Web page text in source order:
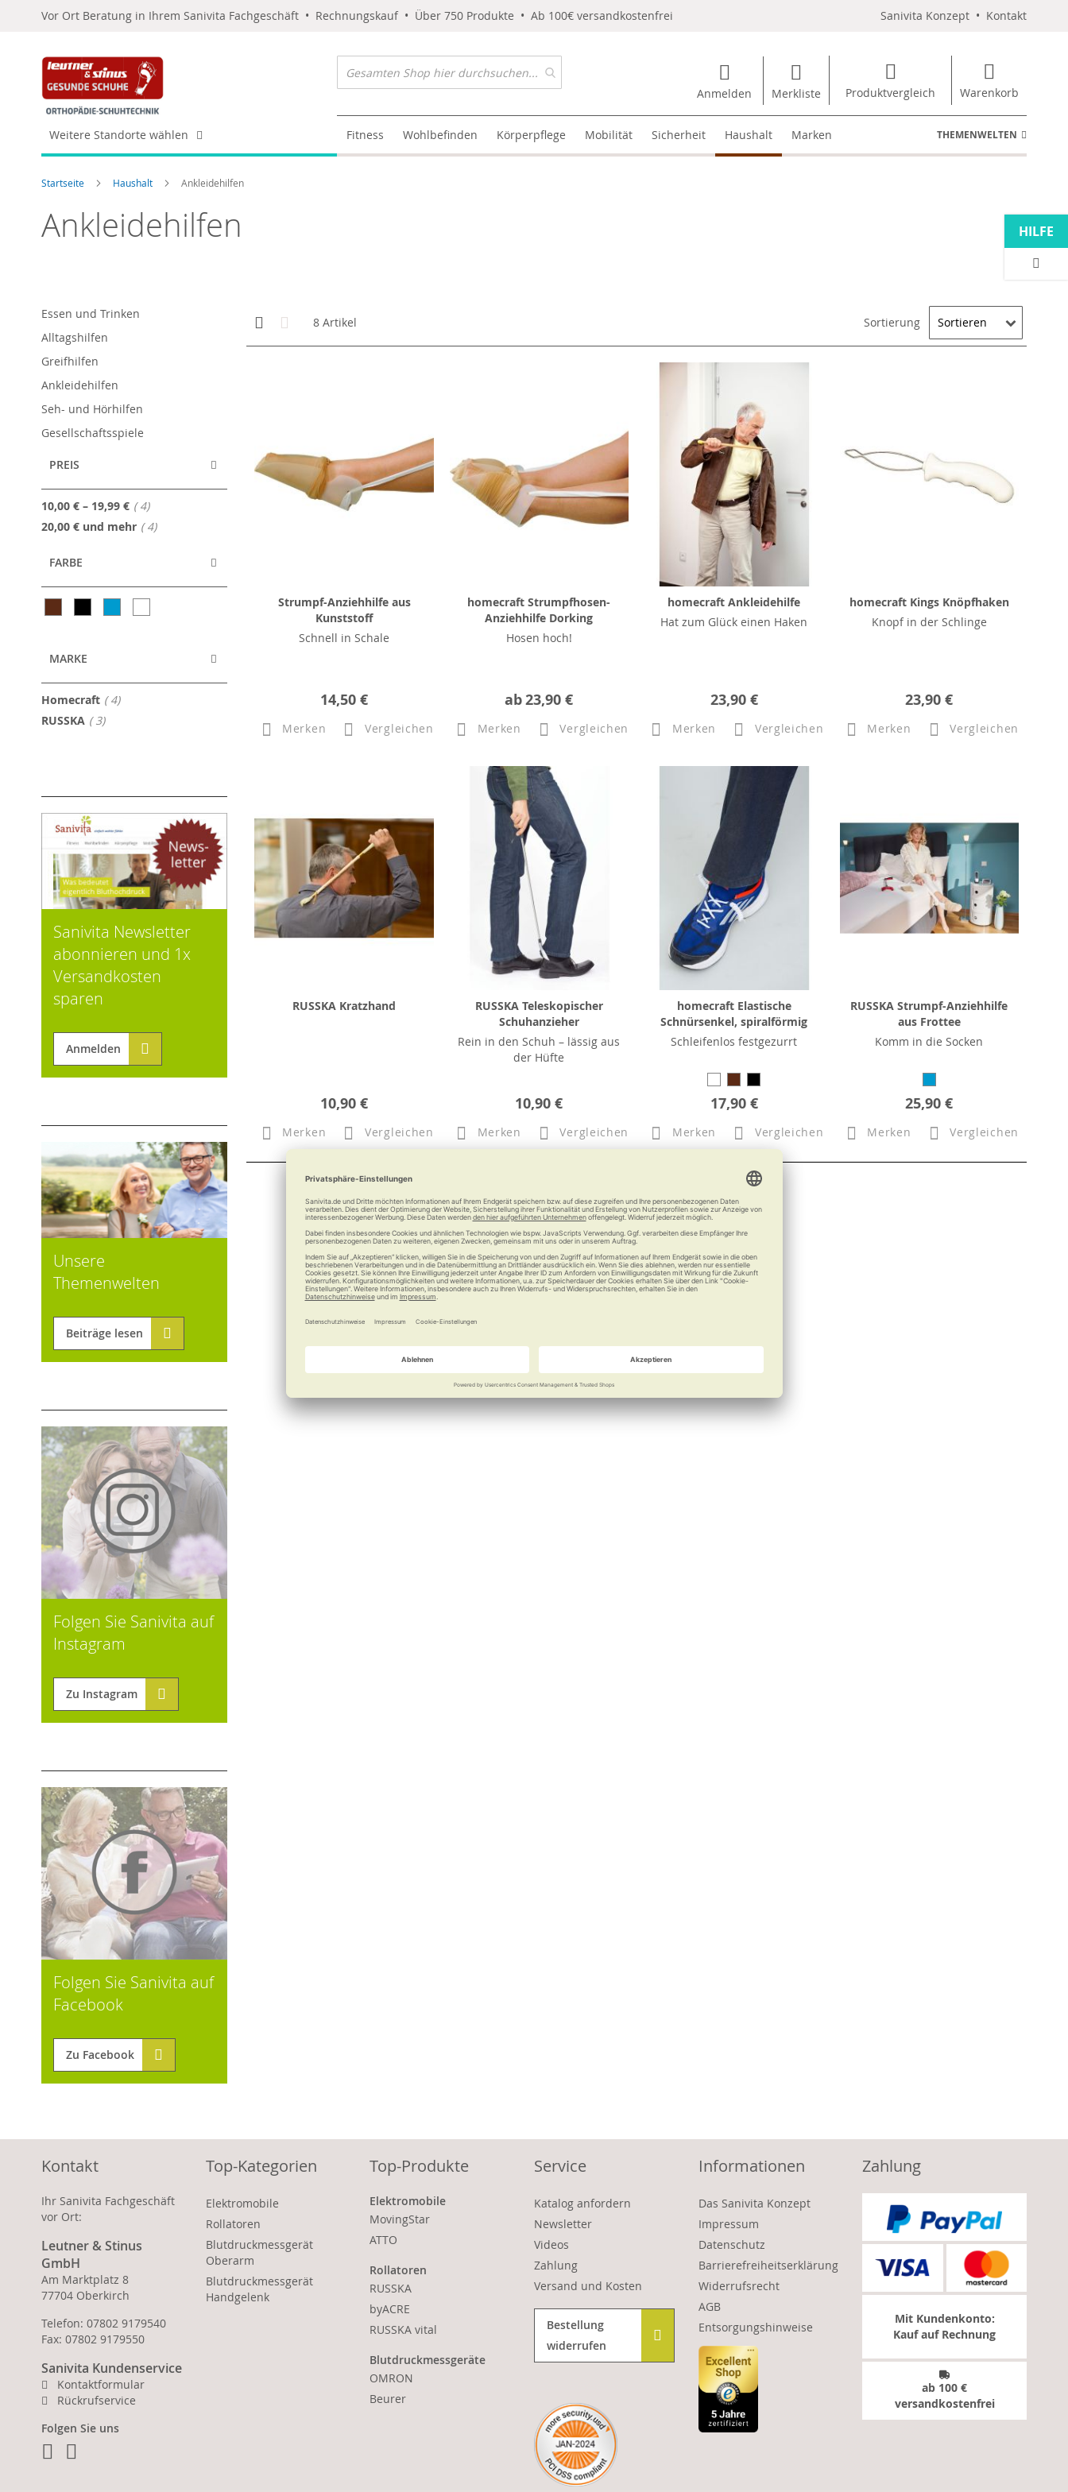
Vor Ort Beratung in Ihrem Sanivita Fachgeschäft • Rechnungskauf • Über 750 Produkte • Ab 100€ versandkostenfrei Sanivita Konzept • Kontakt
Anmelden Merkliste Produktvergleich Warenkorb
Weitere Standorte wählen Fitness Wohlbefinden Körperpflege Mobilität Sicherheit Haushalt Marken THEMENWELTEN
Startseite Haushalt Ankleidehilfen
Ankleidehilfen
Anzeigen
als
Kachelansicht
8 Artikel Sortierung
Strumpf-Anziehhilfe aus
Kunststoff
Schnell in Schale
14,50 €
Merken Vergleichen
homecraft Strumpfhosen-
Anziehhilfe Dorking
Hosen hoch!
ab23,90 €
Merken Vergleichen
homecraft Ankleidehilfe
Hat zum Glück einen Haken
23,90 €
Merken Vergleichen
homecraft Kings Knöpfhaken
Knopf in der Schlinge
23,90 €
Merken Vergleichen
RUSSKA Kratzhand
10,90 €
Merken Vergleichen
RUSSKA Teleskopischer
Schuhanzieher
Rein in den Schuh – lässig aus
der Hüfte
10,90 €
Merken Vergleichen
homecraft Elastische
Schnürsenkel, spiralförmig
Schleifenlos festgezurrt
17,90 €
Merken Vergleichen
RUSSKA Strumpf-Anziehhilfe
aus Frottee
Komm in die Socken
25,90 €
Merken Vergleichen
Essen und Trinken
Alltagshilfen
Greifhilfen
Ankleidehilfen
Seh- und Hörhilfen
Gesellschaftsspiele
PREIS
10,00 € – 19,99 € 4Artikel
20,00 € und mehr 4Artikel
FARBE
MARKE
Homecraft 4Artikel
RUSSKA 3Artikel
Sanivita Newsletter
abonnieren und 1x
Versandkosten
sparen
Anmelden
Unsere
Themenwelten
Beiträge lesen
Folgen Sie Sanivita auf
Instagram
Zu Instagram
Folgen Sie Sanivita auf
Facebook
Zu Facebook
HILFE
Kontakt
Ihr Sanivita Fachgeschäft
vor Ort:
Leutner & Stinus
GmbH
Am Marktplatz 8
77704 Oberkirch
Telefon: 07802 9179540
Fax: 07802 9179550
Sanivita Kundenservice
Kontaktformular
Rückrufservice
Folgen Sie uns
Facebook
Top-Kategorien
Elektromobile
Rollatoren
Blutdruckmessgerät
Oberarm
Blutdruckmessgerät
Handgelenk
Top-Produkte
Elektromobile
MovingStar
ATTO
Rollatoren
RUSSKA
byACRE
RUSSKA vital
Blutdruckmessgeräte
OMRON
Beurer
Service
Katalog anfordern
Newsletter
Videos
Zahlung
Versand und Kosten
Bestellung
widerrufen
Informationen
Das Sanivita Konzept
Impressum
Datenschutz
Barrierefreiheitserklärung
Widerrufsrecht
AGB
Entsorgungshinweise
Zahlung
Mit Kundenkonto:
Kauf auf Rechnung
ab 100 €
versandkostenfrei